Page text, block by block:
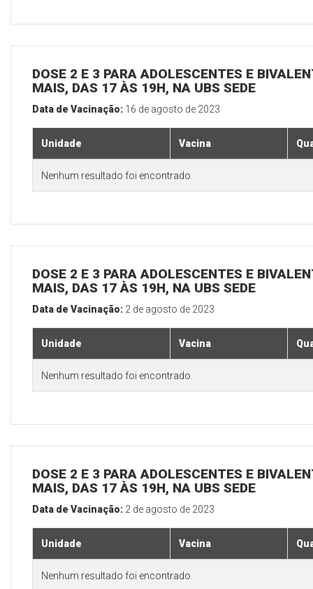
DOSE 2 E 3 PARA ADOLESCENTES E
MAIS, DAS 17 ÀS 19H, NA UBS SEDE
Data de Vacinação: 16 de agosto de 2023
Unidade Vacina
Nenhum resultado foi encontrado.
DOSE 2 E 3 PARA ADOLESCENTES E
MAIS, DAS 17 ÀS 19H, NA UBS SEDE
Data de Vacinação: 2 de agosto de 2023
Unidade Vacina
Nenhum resultado foi encontrado.
DOSE 2 E 3 PARA ADOLESCENTES E
MAIS, DAS 17 ÀS 19H, NA UBS SEDE
Data de Vacinação: 2 de agosto de 2023
Unidade Vacina
Nenhum resultado foi encontrado.